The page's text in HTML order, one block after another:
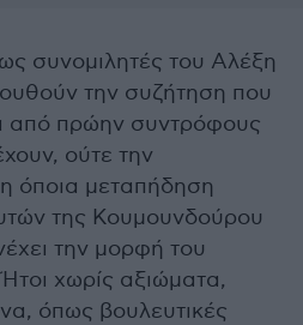
συνομιλητές του Αλέξη
την συζήτηση που
από πρώην συντρόφους
ούτε την
όποια μεταπήδηση
της Κουμουνδούρου
την μορφή του
χωρίς αξιώματα,
όπως βουλευτικές